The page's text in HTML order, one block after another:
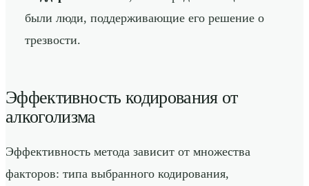
были люди, поддерживающие его решение о
трезвости.
Эффективность кодирования от
алкоголизма
Эффективность метода зависит от множества
факторов: типа выбранного кодирования,